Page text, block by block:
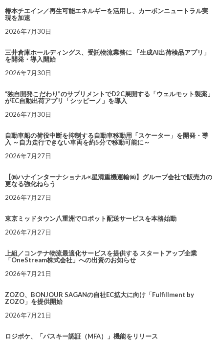
椿本チエイン／再生可能エネルギーを活用し、カーボンニュートラル実
現を加速
2026年7月30日
三井倉庫ホールディングス、受託物流業務に 「生成AI出荷検品アプリ」
を開発・導入開始
2026年7月30日
“独自開発こだわり”のサプリメントでD2C展開する「ウェルモット製薬」
がEC自動出荷アプリ「シッピーノ」を導入
2026年7月30日
自動車船の荷役中断を抑制する自動車移動用「スケーター」を開発・導
入 ～自力走行できない車両を約5分で移動可能に～
2026年7月27日
【㈱ハナインターナショナル×星清重機運輸㈱】グループ会社で販売力の
更なる強化ねらう
2026年7月27日
東京ミッドタウン八重洲でロボット配送サービスを本格始動
2026年7月27日
上組／コンテナ物流最適化サービスを提供する スタートアップ企業
「OneStream株式会社」への出資のお知らせ
2026年7月21日
ZOZO、BONJOUR SAGANの自社EC拡大に向け「Fulfillment by
ZOZO」を提供開始
2026年7月21日
ロジポケ、「パスキー認証（MFA）」機能をリリース